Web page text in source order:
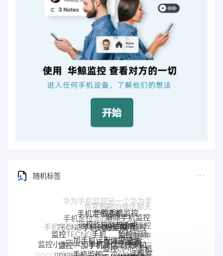
随机标签
手机定位追踪
华鲸手机监控
解除手机监控
监听
手机被监控
如何解除
手机是不
是被监控
了
手机被别人
POCO手机远程监控
监控小米POCO手机
监控TECNO手机
TECNO手机远程监控
远程监控联想手机
联想手机监控
监控moto
手机
摩托罗拉
moto远程监
控
监控真我
nokia手机监控
监控一加手机微信
一加手机远程监控软件
一加手机监控
监控OPPO手机
软件
OPPO手机
google谷歌手机监控
Pixel监控APP
Pixel手机监控软件
google手机监
监控安卓手机软件